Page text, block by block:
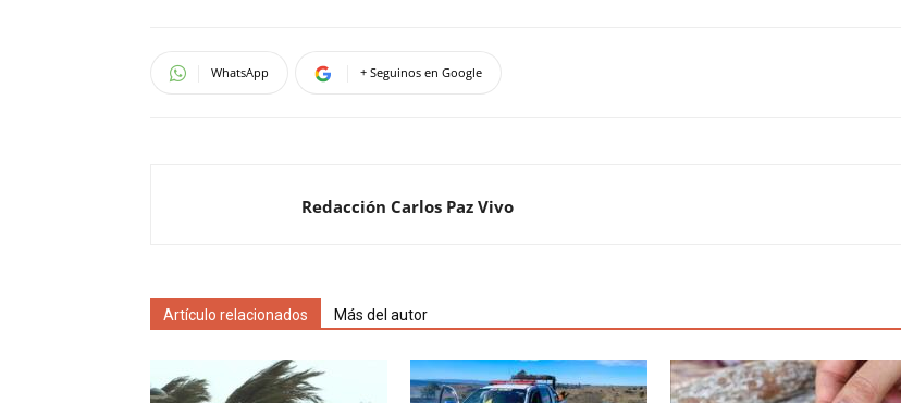
WhatsApp + Seguinos en Google
Redacción Carlos Paz Vivo
Artículo relacionados Más del autor